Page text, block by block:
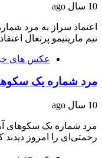
10 سال ago
اعتماد سراز به مرد
تیم ماریتیمو پرتغال
عکس های
مرد شماره یک
10 سال ago
مرد شماره یک سکوهای
رحمتی‌ای را امروز